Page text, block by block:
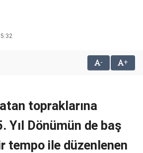
- +
topraklarına
Yıl Dönümün de baş
tempo ile düzenlenen